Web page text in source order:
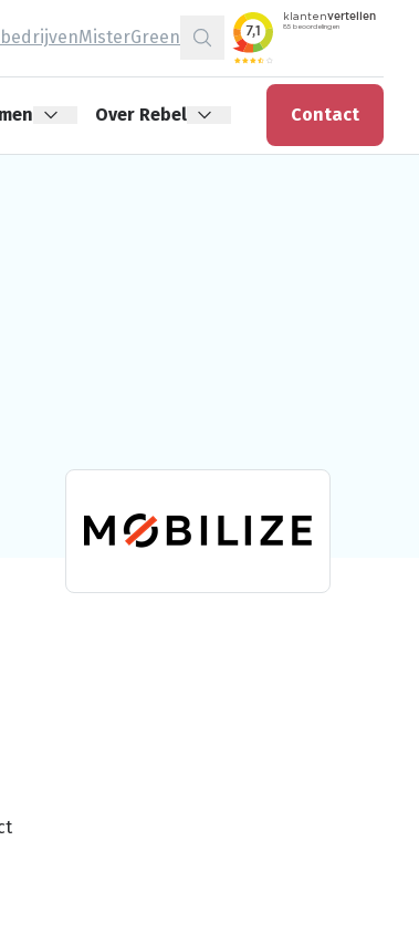
MisterGreen
Zoeken
Over Rebel Contact